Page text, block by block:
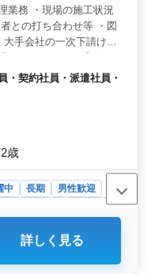
業務 ・現場の施工状況
との打ち合わせ等 ・図
手会社の一次下請けと
ど 【応募資格】 電気工
上の経験 【歓迎資格】
て頂きます ・基本的に
・契約社員・派遣社員・
歳
中 長期
男性歓迎
施工管理
富な方々が活躍でき
これまでの電気工事
詳しく見る